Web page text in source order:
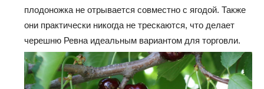
плодоножка не отрывается совместно с ягодой. Также
они практически никогда не трескаются, что делает
черешню Ревна идеальным вариантом для торговли.